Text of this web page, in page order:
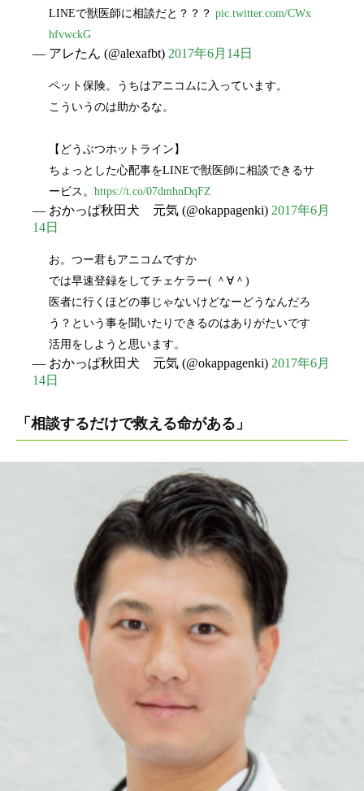
LINEで獣医師に相談だと？？？ pic.twitter.com/CWx
hfvwckG
— アレたん (@alexafbt) 2017年6月14日
ペット保険。うちはアニコムに入っています。
こういうのは助かるな。
【どうぶつホットライン】
ちょっとした心配事をLINEで獣医師に相談できるサ
ービス。 https://t.co/07dmhnDqFZ
— おかっぱ秋田犬 元気 (@okappagenki) 2017年6月
14日
お。つー君もアニコムですか
では早速登録をしてチェケラー( ＾∀＾)
医者に行くほどの事じゃないけどなーどうなんだろ
う？という事を聞いたりできるのはありがたいです
活用をしようと思います。
— おかっぱ秋田犬 元気 (@okappagenki) 2017年6月
14日
「相談するだけで救える命がある」